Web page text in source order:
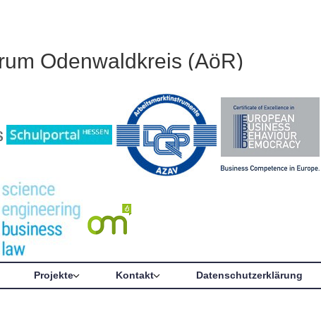
Odenwaldkreis (AöR)
Projekte Kontakt Datenschutzerklärung